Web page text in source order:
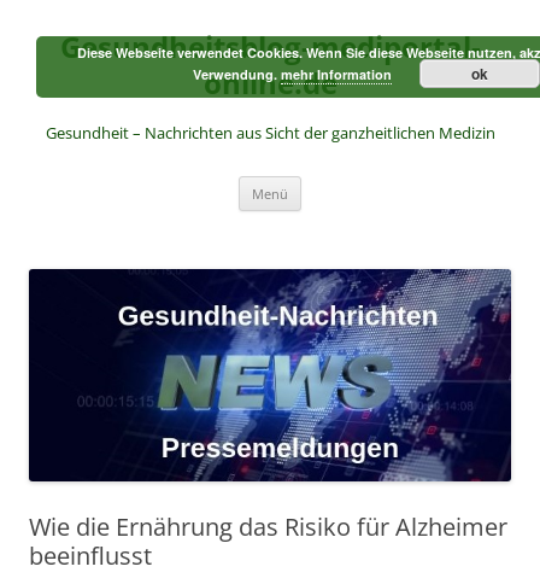
springen
Gesundheitsblog-mediportal-
online.de
Gesundheit – Nachrichten aus Sicht der ganzheitlichen Medizin
Menü
Wie die Ernährung das Risiko für Alzheimer
beeinflusst
Diese Webseite verwendet Cookies. Wenn Sie diese Webseite nutzen,
Verwendung. mehr Information ok